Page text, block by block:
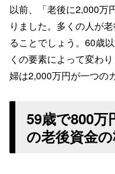
以前、「老後に2,000万
りました。多くの人が
ることでしょう。60歳
くの要素によって変わ
婦は2,000万円が一つの
59歳で800万
の老後資金